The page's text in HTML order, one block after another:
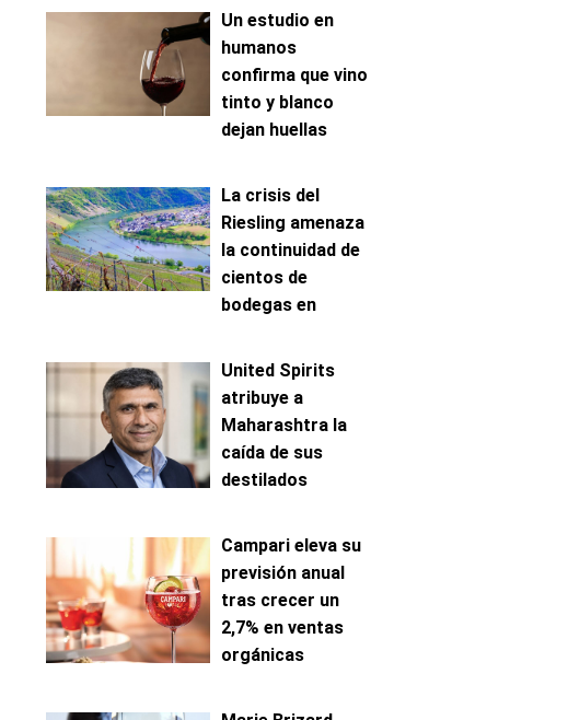
Un estudio en
humanos
confirma que vino
tinto y blanco
dejan huellas
distintas
La crisis del
Riesling amenaza
la continuidad de
cientos de
bodegas en
United Spirits
atribuye a
Maharashtra la
caída de sus
destilados
Campari eleva su
previsión anual
tras crecer un
2,7% en ventas
orgánicas